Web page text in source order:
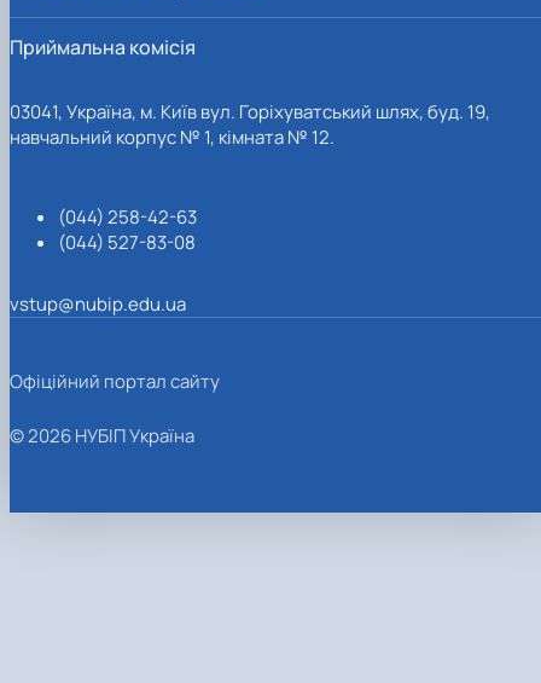
Приймальна комісія
03041, Україна, м. Київ вул. Горіхуватський шлях, буд. 19,
навчальний корпус № 1, кімната № 12.
(044) 258-42-63
(044) 527-83-08
vstup@nubip.edu.ua
Офіційний портал сайту
© 2026 НУБІП Україна